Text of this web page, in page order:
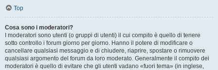
Top
Cosa sono i moderatori?
I moderatori sono utenti (o gruppi di utenti) il cui compito è quello di tenere
sotto controllo i forum giorno per giorno. Hanno il potere di modificare o
cancellare qualsiasi messaggio e di chiudere, riaprire, spostare o rimuovere
qualsiasi argomento del forum da loro moderato. Generalmente il compito dei
moderatori è quello di evitare che gli utenti vadano «fuori tema» (in inglese,